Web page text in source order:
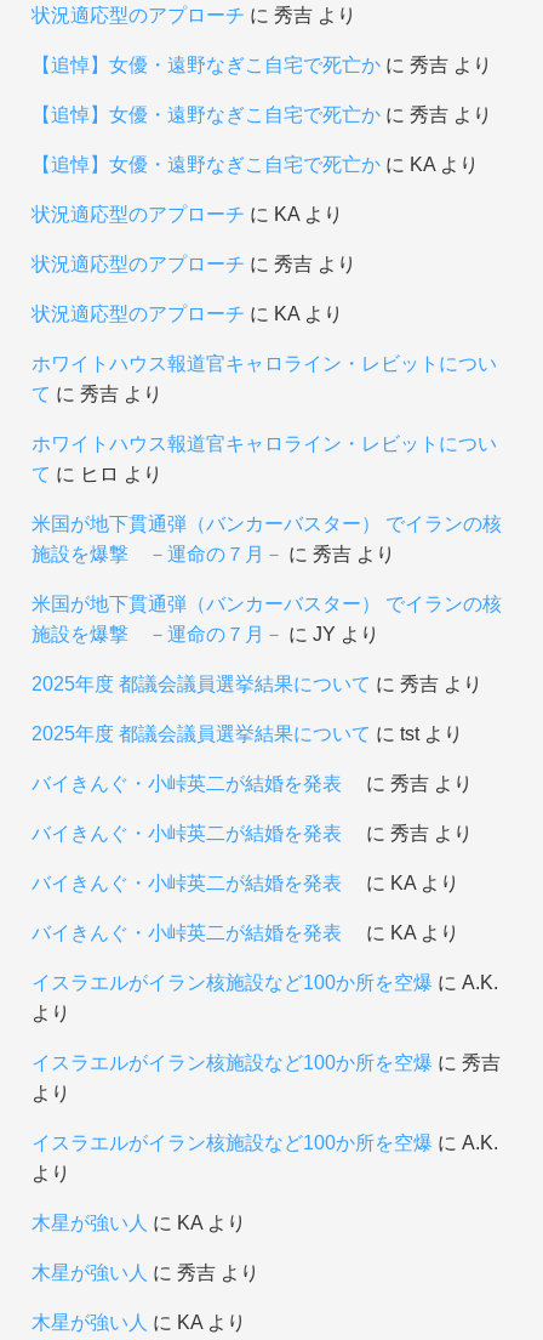
状況適応型のアプローチ に 秀吉より
【追悼】女優・遠野なぎこ自宅で死亡かに 秀吉より
【追悼】女優・遠野なぎこ自宅で死亡かに 秀吉より
【追悼】女優・遠野なぎこ自宅で死亡かに KAより
状況適応型のアプローチ に KAより
状況適応型のアプローチ に 秀吉より
状況適応型のアプローチ に KAより
ホワイトハウス報道官キャロライン・レビットについ
て に 秀吉より
ホワイトハウス報道官キャロライン・レビットについ
て に ヒロ より
米国が地下貫通弾（バンカーバスター） でイランの核
施設を爆撃 －運命の７月－ に 秀吉より
米国が地下貫通弾（バンカーバスター） でイランの核
施設を爆撃 －運命の７月－ に JY より
2025年度 都議会議員選挙結果について に 秀吉より
2025年度 都議会議員選挙結果について に tstより
バイきんぐ・小峠英二が結婚を発表 に 秀吉より
バイきんぐ・小峠英二が結婚を発表 に 秀吉より
バイきんぐ・小峠英二が結婚を発表 に KAより
バイきんぐ・小峠英二が結婚を発表 に KAより
イスラエルがイラン核施設など100か所を空爆 に A.K.
より
イスラエルがイラン核施設など100か所を空爆 に 秀吉
より
イスラエルがイラン核施設など100か所を空爆 に A.K.
より
木星が強い人 に KAより
木星が強い人 に 秀吉より
木星が強い人 に KAより